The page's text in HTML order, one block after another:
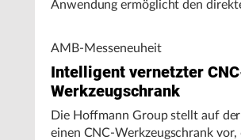
Anwendung ermöglicht den
Energieverbrauch.
AMB-Messeneuheit
Intelligent vernetzter
Werkzeugschrank
Die Hoffmann Group stellt auf
einen CNC-Werkzeugschrank vor,